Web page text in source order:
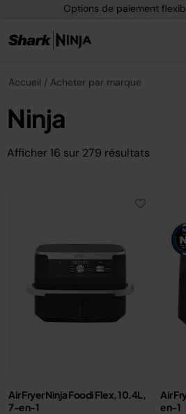
Options de paiement
Accueil Acheter par marque
Ninja
Afficher 16 sur 279 résultats
Air Fryer Ninja Foodi Flex, 10.4L,
7-en-1
Air
en-1